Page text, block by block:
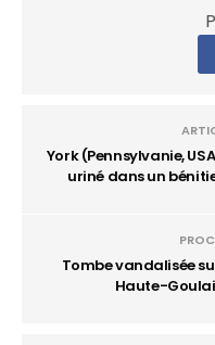
York (Pennsylvanie,
uriné dans un
Tombe vandalisée
Haute-